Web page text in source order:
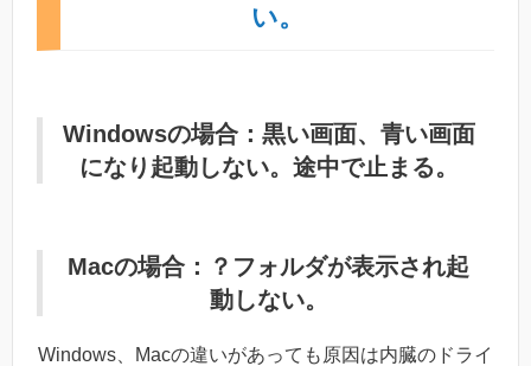
い。
Windowsの場合：黒い画面、青い画面
になり起動しない。途中で止まる。
Macの場合：？フォルダが表示され起
動しない。
Windows、Macの違いがあっても原因は内臓のドライ